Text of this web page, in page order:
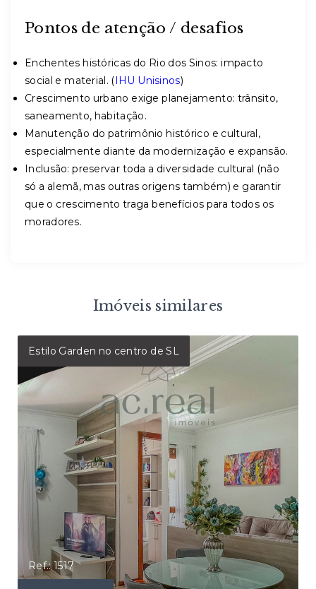
Pontos de atenção / desafios
Enchentes históricas do Rio dos Sinos: impacto
social e material. (IHU Unisinos)
Crescimento urbano exige planejamento: trânsito,
saneamento, habitação.
Manutenção do patrimônio histórico e cultural,
especialmente diante da modernização e expansão.
Inclusão: preservar toda a diversidade cultural (não
só a alemã, mas outras origens também) e garantir
que o crescimento traga benefícios para todos os
moradores.
Imóveis similares
Estilo Garden no centro de SL
Ref.: 1517